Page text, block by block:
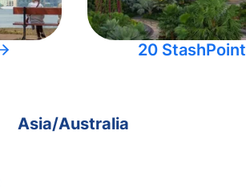
20 StashPoint
Asia/Australia